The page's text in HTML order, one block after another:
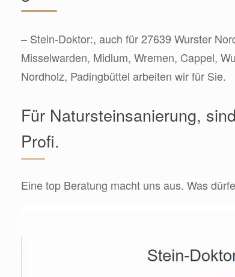
– Stein-Doktor:, auch für 27639 Wurster
Misselwarden, Midlum, Wremen, Cappel,
Nordholz, Padingbüttel arbeiten wir für Sie.
Für Natursteinsanierung,
Profi.
Eine top Beratung macht uns aus. Was